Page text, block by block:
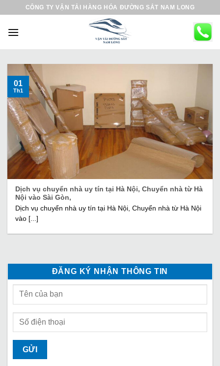
CÔNG TY VẬN TẢI HÀNG HÓA ĐƯỜNG SẮT NAM LONG
Dịch vụ chuyển nhà uy tín tại Hà Nội, Chuyển nhà từ Hà
Nội vào Sài Gòn,
Dịch vụ chuyển nhà uy tín tại Hà Nội, Chuyển nhà từ Hà Nội
vào [...]
01
Th1
ĐĂNG KÝ NHẬN THÔNG TIN